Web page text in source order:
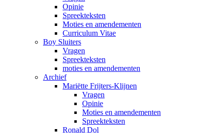
Opinie
Spreekteksten
Moties en amendementen
Curriculum Vitae
Boy Sluiters
Vragen
Spreekteksten
moties en amendementen
Archief
Mariëtte Frijters-Klijnen
Vragen
Opinie
Moties en amendementen
Spreekteksten
Ronald Dol